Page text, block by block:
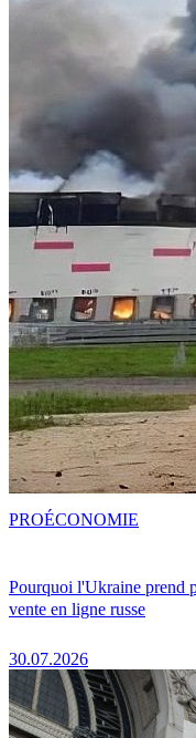
Pourquoi l'Ukraine prend
vente en ligne russe
30.07.2026
PROÉCONOMIE